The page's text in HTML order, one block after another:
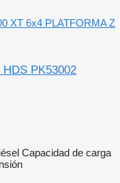
XT 6x4 PLATFORMA Z
PK53002
Capacidad de carga